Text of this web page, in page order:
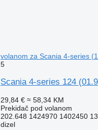
volanom za Scania 4-series
5
Scania 4-series 124
29,84 € ≈ 58,34 KM
Prekidač pod volanom
202.648 1424970 1402450
dizel